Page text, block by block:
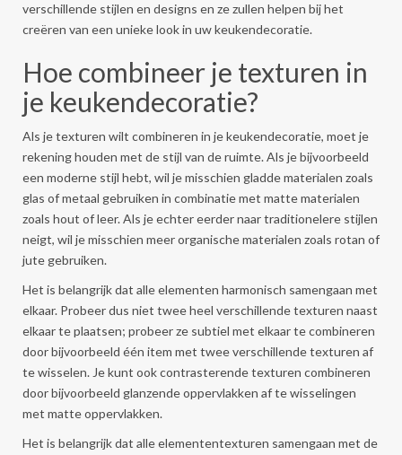
verschillende stijlen en designs en ze zullen helpen bij het
creëren van een unieke look in uw keukendecoratie.
Hoe combineer je texturen in
je keukendecoratie?
Als je texturen wilt combineren in je keukendecoratie, moet je
rekening houden met de stijl van de ruimte. Als je bijvoorbeeld
een moderne stijl hebt, wil je misschien gladde materialen zoals
glas of metaal gebruiken in combinatie met matte materialen
zoals hout of leer. Als je echter eerder naar traditionelere stijlen
neigt, wil je misschien meer organische materialen zoals rotan of
jute gebruiken.
Het is belangrijk dat alle elementen harmonisch samengaan met
elkaar. Probeer dus niet twee heel verschillende texturen naast
elkaar te plaatsen; probeer ze subtiel met elkaar te combineren
door bijvoorbeeld één item met twee verschillende texturen af
te wisselen. Je kunt ook contrasterende texturen combineren
door bijvoorbeeld glanzende oppervlakken af te wisselingen
met matte oppervlakken.
Het is belangrijk dat alle elemententexturen samengaan met de